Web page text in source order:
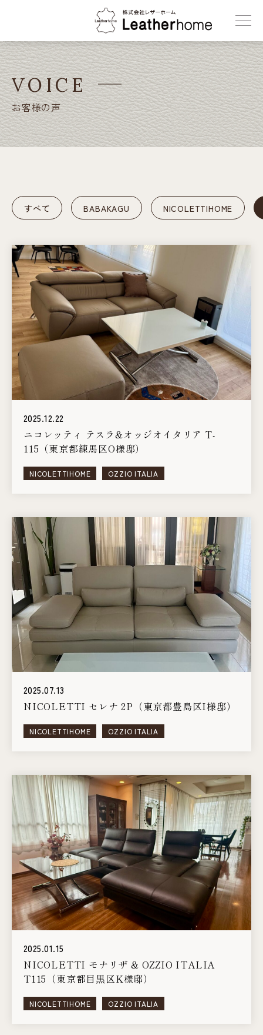
株式会社レザーホーム
VOICE
お客様の声
すべて BABAKAGU NICOLETTIHOME
2025.12.22
ニコレッティ テスラ&オッジオイタリア T-
115（東京都練馬区O様邸）
NICOLETTIHOME OZZIO ITALIA
2025.07.13
NICOLETTI セレナ 2P（東京都豊島区I様邸）
NICOLETTIHOME OZZIO ITALIA
2025.01.15
NICOLETTI モナリザ & OZZIO ITALIA
T115（東京都目黒区K様邸）
NICOLETTIHOME OZZIO ITALIA